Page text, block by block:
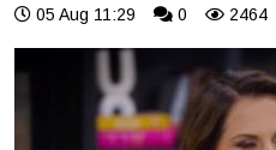
05 Aug 11:29 0 2464